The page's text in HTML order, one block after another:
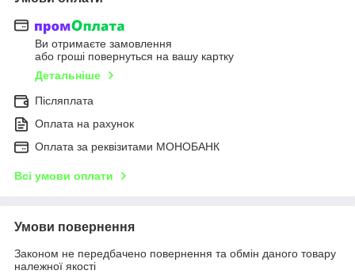
Ви отримаєте замовлення
або гроші повернуться на вашу картку
Детальніше
Післяплата
Оплата на рахунок
Оплата за реквізитами МОНОБАНК
Всі умови оплати
Умови повернення
Законом не передбачено повернення та обмін даного товару
належної якості